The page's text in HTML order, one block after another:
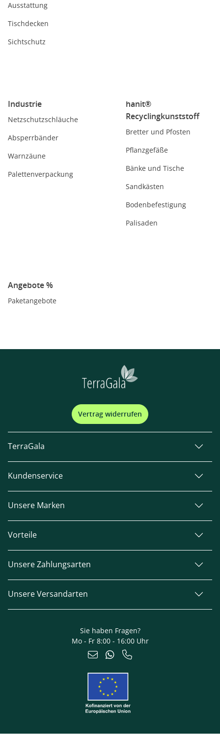
Ausstattung
Tischdecken
Sichtschutz
Industrie
Netzschutzschläuche
Absperrbänder
Warnzäune
Palettenverpackung
hanit®
Recyclingkunststoff
Bretter und Pfosten
Pflanzgefäße
Bänke und Tische
Sandkästen
Bodenbefestigung
Palisaden
Angebote %
Paketangebote
Vertrag widerrufen
TerraGala
Kundenservice
Unsere Marken
Vorteile
Unsere Zahlungsarten
Unsere Versandarten
Sie haben Fragen?
Mo - Fr 8:00 - 16:00 Uhr